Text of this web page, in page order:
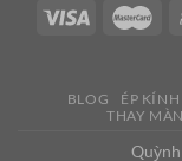
BLOG ÉP KÍNH
THAY